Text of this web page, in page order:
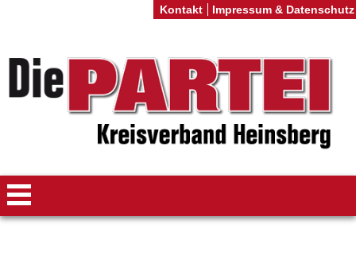
Kontakt Impressum & Datenschutz